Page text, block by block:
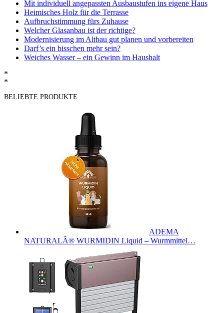
Mit individuell angepassten Ausbaustufen ins eigene Haus
Heimisches Holz für die Terrasse
Aufbruchstimmung fürs Zuhause
Welcher Glasanbau ist der richtige?
Modernisierung im Altbau gut planen und vorbereiten
Darf’s ein bisschen mehr sein?
Weiches Wasser – ein Gewinn im Haushalt
*
*
BELIEBTE PRODUKTE
ADEMA
NATURALÂ® WURMIDIN Liquid – Wurmmittel…